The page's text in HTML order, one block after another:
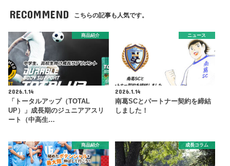
RECOMMEND こちらの記事も人気です。
商品紹介
2026.1.14
「トータルアップ（TOTAL
UP）」成長期のジュニアアスリ
ート（中高生…
ニュース
2026.1.14
南葛SCとパートナー契約を締結
しました！
商品紹介 成長コラム